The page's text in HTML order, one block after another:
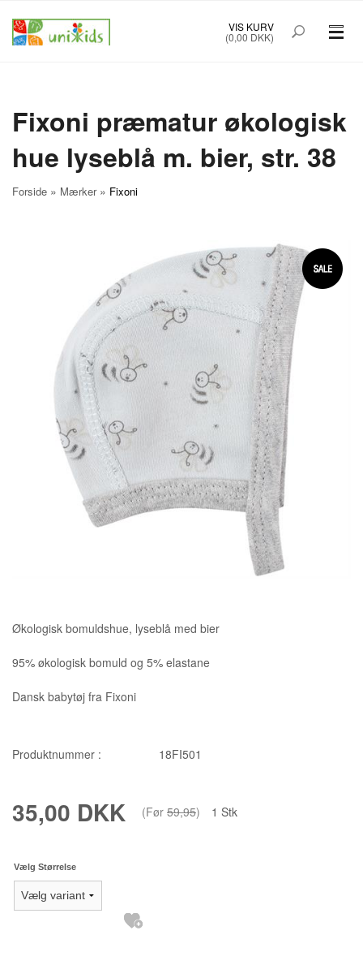
VIS KURV
(0,00 DKK)
BØRNETØJ STR. 50-92
BABYUDSTYR
TILBUD
OM UNIK KIDS
INFO
FOREDRAG NYHEDSBREV
Fixoni præmatur økologisk
hue lyseblå m. bier, str. 38
Forside » Mærker» Fixoni
Økologisk bomuldshue, lyseblå med bier
95% økologisk bomuld og 5% elastane
Dansk babytøj fra Fixoni
Produktnummer : 18FI501
35,00 DKK (Før 59,95) 1 Stk
Vælg Størrelse